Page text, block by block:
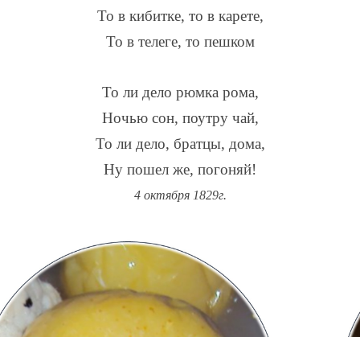
То в кибитке, то в карете,
То в телеге, то пешком
То ли дело рюмка рома,
Ночью сон, поутру чай,
То ли дело, братцы, дома,
Ну пошел же, погоняй!
4 октября 1829г.